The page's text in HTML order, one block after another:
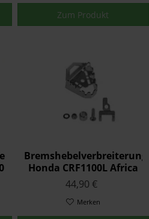
Zum Produkt
Bremshebelverbreiterung
Honda CRF1100L Africa
Twin/ CRF1100L
Adventure Sports
44,90 €
Merken